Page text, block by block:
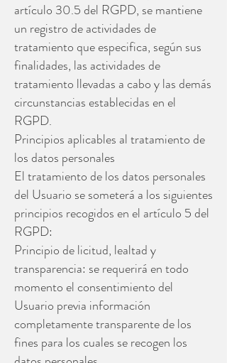
artículo 30.5 del RGPD, se mantiene
un registro de actividades de
tratamiento que especifica, según sus
finalidades, las actividades de
tratamiento llevadas a cabo y las demás
circunstancias establecidas en el
RGPD.
Principios aplicables al tratamiento de
los datos personales
El tratamiento de los datos personales
del Usuario se someterá a los siguientes
principios recogidos en el artículo 5 del
RGPD:
Principio de licitud, lealtad y
transparencia: se requerirá en todo
momento el consentimiento del
Usuario previa información
completamente transparente de los
fines para los cuales se recogen los